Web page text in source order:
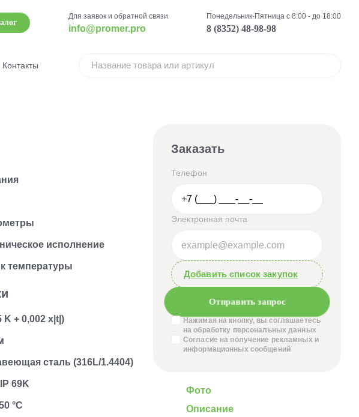
Для заявок и обратной связи
info@promer.pro
Понедельник-Пятница с 8:00 - до 18:00
8 (8352) 48-98-98
Контакты
исполнение
температуры
K + 0,002 x|t|)
сталь (316L/1.4404)
IP 69K
°C
Заказать
Телефон
Электронная почта
Добавить список закупок
Отправить запрос
Нажимая на кнопку, вы соглашаетесь
на обработку персональных данных
Согласие на получение рекламных и
информационных сообщений
Фото
Описание